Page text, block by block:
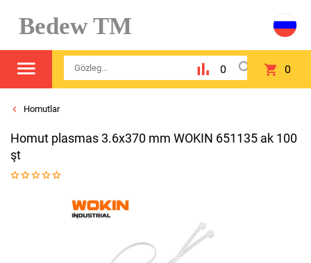
Bedew TM
0 0
Homutlar
Homut plasmas 3.6x370 mm WOKIN 651135 ak 100
şt